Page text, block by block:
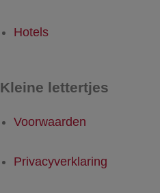
Hotels
Kleine lettertjes
Voorwaarden
Privacyverklaring